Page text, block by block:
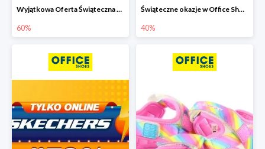
Wyjątkowa Oferta Świąteczna w Office Shoes - wybrane modele do -60%
60%
Świąteczne okazje w Office Shoes do -40%
40%